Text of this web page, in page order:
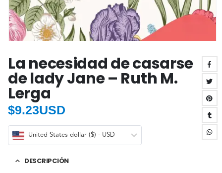
La necesidad de casarse
de lady Jane – Ruth M.
Lerga
$9.23USD
United States dollar ($) - USD
DESCRIPCIÓN